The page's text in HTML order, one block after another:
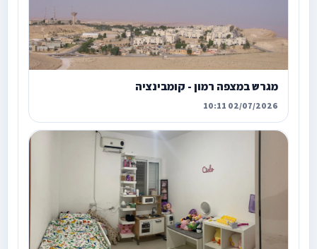
מגרש במצפה רמון - קומבינציה
02/07/2026 10:11